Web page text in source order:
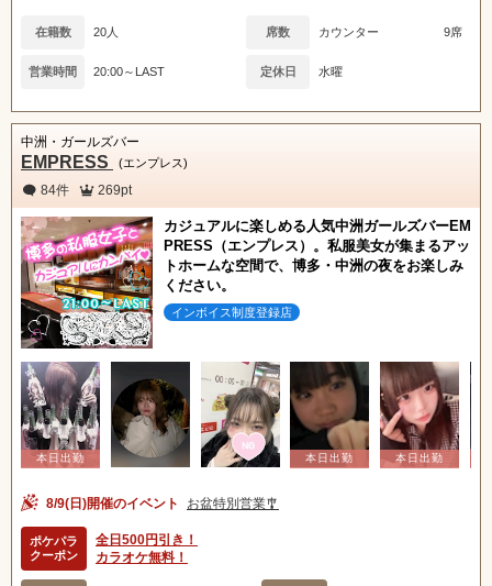
在籍数 20人 席数 カウンター 9席
営業時間 20:00～LAST 定休日 水曜
中洲・ガールズバー
EMPRESS (エンプレス)
84件 269pt
カジュアルに楽しめる人気中洲ガールズバーEM
PRESS（エンプレス）。私服美女が集まるアッ
トホームな空間で、博多・中洲の夜をお楽しみ
ください。
インボイス制度登録店
8/9(日)開催のイベント お盆特別営業🎐
ポケパラ
クーポン
全日500円引き！
カラオケ無料！